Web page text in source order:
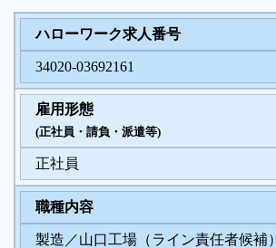
各種セミナー
履歴書ジェネレーター
ハローワーク求人番号
34020-03692161
雇用形態
(正社員・請負・派遣等)
正社員
職種内容
製造／山口工場（ライン責任者候補）